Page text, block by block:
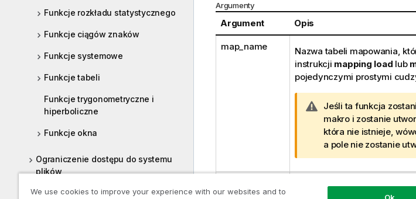
Funkcje rozkładu statystycznego
Funkcje ciągów znaków
Funkcje systemowe
Funkcje tabeli
Funkcje trygonometryczne i
hiperboliczne
Funkcje okna
Ograniczenie dostępu do systemu
plików
Skrypty na poziomie wykresu
Argumenty
Argument Opis
map_name
Nazwa tabeli mapowania,
instrukcji mapping load lub
pojedynczymi prostymi
O
s
t
r
z
e
Jeśli ta funkcja
makro i zostanie
która nie istnieje,
a pole nie zostanie
Wyrażenie, którego wynik
We use cookies to improve your experience with our websites and to